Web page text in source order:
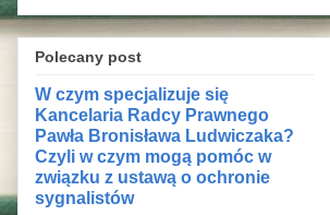
Polecany post
W czym specjalizuje się
Kancelaria Radcy Prawnego
Pawła Bronisława Ludwiczaka?
Czyli w czym mogą pomóc w
związku z ustawą o ochronie
sygnalistów